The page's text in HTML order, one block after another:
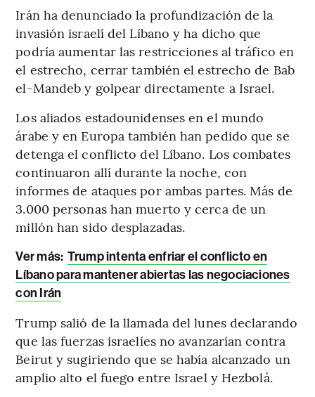
Irán ha denunciado la profundización de la
invasión israelí del Líbano y ha dicho que
podría aumentar las restricciones al tráfico en
el estrecho, cerrar también el estrecho de Bab
el-Mandeb y golpear directamente a Israel.
Los aliados estadounidenses en el mundo
árabe y en Europa también han pedido que se
detenga el conflicto del Líbano. Los combates
continuaron allí durante la noche, con
informes de ataques por ambas partes. Más de
3.000 personas han muerto y cerca de un
millón han sido desplazadas.
Ver más: Trump intenta enfriar el conflicto en
Líbano para mantener abiertas las negociaciones
con Irán
Trump salió de la llamada del lunes declarando
que las fuerzas israelíes no avanzarían contra
Beirut y sugiriendo que se había alcanzado un
amplio alto el fuego entre Israel y Hezbolá.